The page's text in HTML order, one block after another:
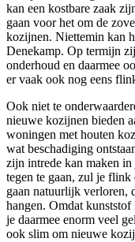
kan een kostbare zaak
gaan voor het om de
kozijnen. Niettemin kan
Denekamp. Op termijn
onderhoud en daarmee
er vaak ook nog eens
Ook niet te
nieuwe kozijnen bieden
woningen met houten
wat beschadiging
zijn intrede kan maken
tegen te gaan, zul je flink
gaan natuurlijk verloren,
hangen. Omdat
je daarmee enorm veel
ook slim om nieuwe